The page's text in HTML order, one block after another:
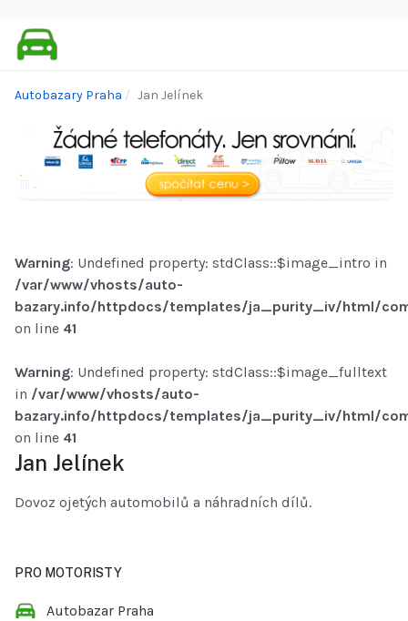
Autobazary Praha Jan Jelínek
Warning: Undefined property: stdClass::$image_intro in
/var/www/vhosts/auto-
bazary.info/httpdocs/templates/ja_purity_iv/html/
on line 41
Warning: Undefined property: stdClass::$image_fulltext
in /var/www/vhosts/auto-
bazary.info/httpdocs/templates/ja_purity_iv/html/
on line 41
Jan Jelínek
Dovoz ojetých automobilů a náhradních dílů.
PRO MOTORISTY
Autobazar Praha